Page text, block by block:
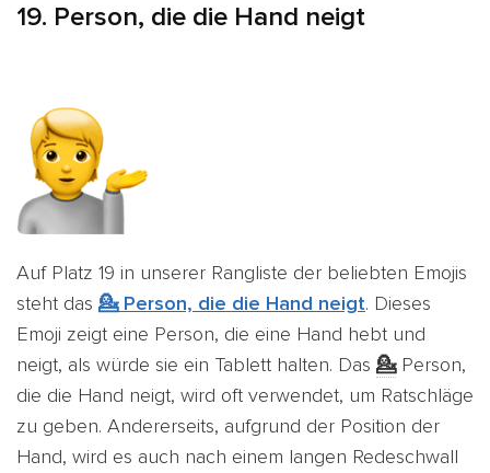
19. Person, die die Hand neigt
Auf Platz 19 in unserer Rangliste der beliebten Emojis
steht das 💁 Person, die die Hand neigt. Dieses
Emoji zeigt eine Person, die eine Hand hebt und
neigt, als würde sie ein Tablett halten. Das 💁Person,
die die Hand neigt, wird oft verwendet, um Ratschläge
zu geben. Andererseits, aufgrund der Position der
Hand, wird es auch nach einem langen Redeschwall